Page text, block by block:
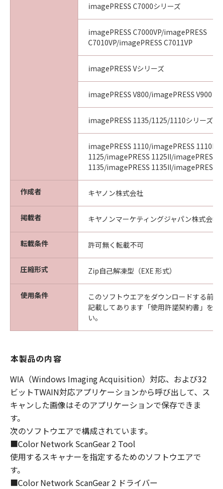
imagePRESS C7000シリーズ
imagePRESS C7000VP/imagePRESS
C7010VP/imagePRESS C7011VP
imagePRESS Vシリーズ
imagePRESS V800/imagePRESS V900
imagePRESS 1135/1125/1110シリーズ
imagePRESS 1110/imagePRESS 1110II/
1125/imagePRESS 1125II/imagePRESS
1135/imagePRESS 1135II/imagePRESS
作成者 キヤノン株式会社
掲載者 キヤノンマーケティングジャパン株式会社
転載条件 許可無く転載不可
圧縮形式 Zip自己解凍型（EXE 形式）
使用条件
このソフトウエアをダウンロードする前
記載してあります「使用許諾契約書」を
い。
本製品の内容
WIA（Windows Imaging Acquisition）対応、および32
ビットTWAIN対応アプリケーションから呼び出して、ス
キャンした画像はそのアプリケーションで保存できま
す。
次のソフトウエアで構成されています。
■Color Network ScanGear 2 Tool
使用するスキャナーを指定するためのソフトウエアで
す。
■Color Network ScanGear 2 ドライバー